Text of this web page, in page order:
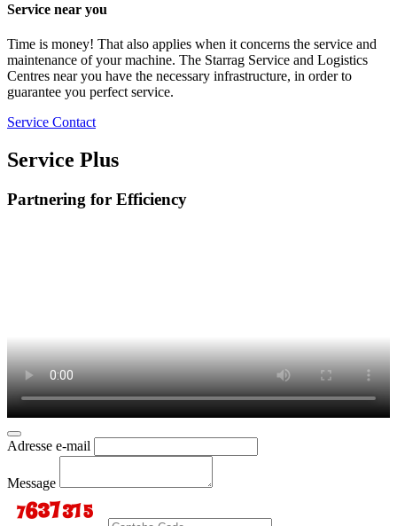
Service near you
Time is money! That also applies when it concerns the service and
maintenance of your machine. The Starrag Service and Logistics
Centres near you have the necessary infrastructure, in order to
guarantee you perfect service.
Service Contact
Service Plus
Partnering for Efficiency
Adresse e-mail
Message